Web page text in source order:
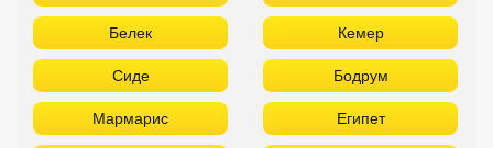
Белек Кемер
Сиде Бодрум
Мармарис Египет